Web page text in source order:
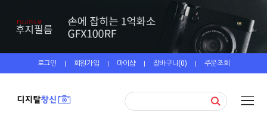
로그인 | 회원가입 | 마이샵 | 장바구니(0) | 주문조회